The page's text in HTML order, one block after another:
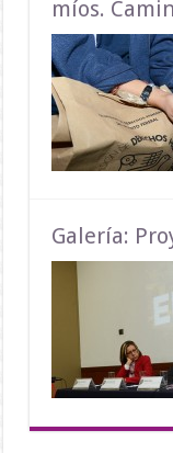
míos.
Galería: